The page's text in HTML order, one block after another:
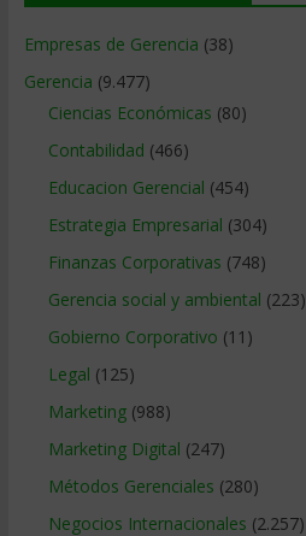
Empresas de Gerencia (38)
Gerencia (9.477)
Ciencias Económicas (80)
Contabilidad (466)
Educacion Gerencial (454)
Estrategia Empresarial (304)
Finanzas Corporativas (748)
Gerencia social y ambiental (223)
Gobierno Corporativo (11)
Legal (125)
Marketing(988)
Marketing Digital (247)
Métodos Gerenciales (280)
Negocios Internacionales (2.257)